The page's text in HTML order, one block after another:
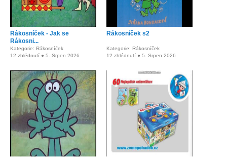
Rákosníček - Jak se
Rákosni...
Kategorie: Rákosníček
12 zhlédnutí ● 5. Srpen 2026
Rákosníček s2
Kategorie: Rákosníček
12 zhlédnutí ● 5. Srpen 2026